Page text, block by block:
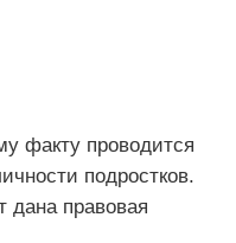
факту проводится
подростков.
дана правовая